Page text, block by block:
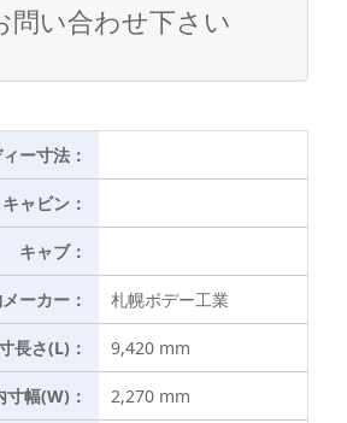
問い合わせ下さい
ー寸法：
キャビン：
キャブ：
ーカー： 札幌ボデー工業
長さ(L)： 9,420 mm
寸幅(W)： 2,270 mm